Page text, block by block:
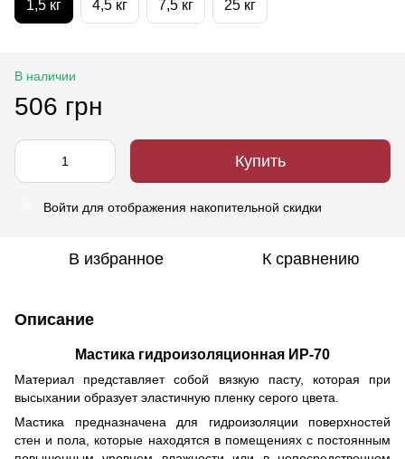
1,5 кг 4,5 кг 7,5 кг 25 кг
В наличии
506 грн
Купить
Войти для отображения накопительной скидки
В избранное К сравнению
Описание
Мастика гидроизоляционная ИР-70
Материал представляет собой вязкую пасту, которая при
высыхании образует эластичную пленку серого цвета.
Мастика предназначена для гидроизоляции поверхностей
стен и пола, которые находятся в помещениях с постоянным